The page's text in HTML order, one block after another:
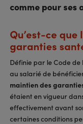
comme pour ses
Qu’est-ce
garanties
Définie par le Code
au salarié de
maintien des
étaient en vigueur
effectivement avant
certaines conditions